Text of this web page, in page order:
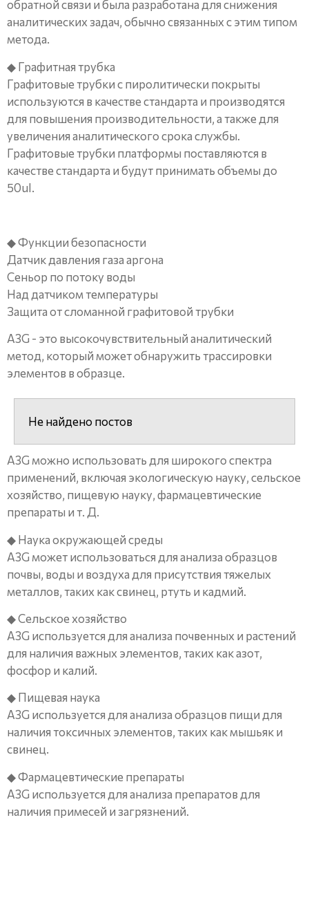
обратной связи и была разработана для снижения
аналитических задач, обычно связанных с этим типом
метода.
◆ Графитная трубка
Графитовые трубки с пиролитически покрыты
используются в качестве стандарта и производятся
для повышения производительности, а также для
увеличения аналитического срока службы.
Графитовые трубки платформы поставляются в
качестве стандарта и будут принимать объемы до
50ul.
◆ Функции безопасности
Датчик давления газа аргона
Сеньор по потоку воды
Над датчиком температуры
Защита от сломанной графитовой трубки
A3G - это высокочувствительный аналитический
метод, который может обнаружить трассировки
элементов в образце.
Не найдено постов
A3G можно использовать для широкого спектра
применений, включая экологическую науку, сельское
хозяйство, пищевую науку, фармацевтические
препараты и т. Д.
◆ Наука окружающей среды
A3G может использоваться для анализа образцов
почвы, воды и воздуха для присутствия тяжелых
металлов, таких как свинец, ртуть и кадмий.
◆ Сельское хозяйство
A3G используется для анализа почвенных и растений
для наличия важных элементов, таких как азот,
фосфор и калий.
◆ Пищевая наука
A3G используется для анализа образцов пищи для
наличия токсичных элементов, таких как мышьяк и
свинец.
◆ Фармацевтические препараты
A3G используется для анализа препаратов для
наличия примесей и загрязнений.